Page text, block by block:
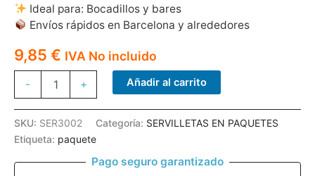
Ideal para: Bocadillos y bares
Envíos rápidos en Barcelona y alrededores
9,85 € IVA No incluido
-
PLANA
1PAQ
cantidad
+ Añadir al carrito
SKU: SER3002 Categoría: SERVILLETAS EN PAQUETES
Etiqueta: paquete
Pago seguro garantizado